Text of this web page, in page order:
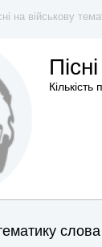
на військову
Кількість